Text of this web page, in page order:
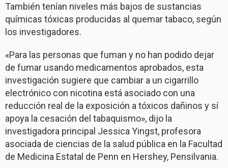
También tenían niveles más bajos de sustancias
químicas tóxicas producidas al quemar tabaco, según
los investigadores.
«Para las personas que fuman y no han podido dejar
de fumar usando medicamentos aprobados, esta
investigación sugiere que cambiar a un cigarrillo
electrónico con nicotina está asociado con una
reducción real de la exposición a tóxicos dañinos y sí
apoya la cesación del tabaquismo», dijo la
investigadora principal Jessica Yingst, profesora
asociada de ciencias de la salud pública en la Facultad
de Medicina Estatal de Penn en Hershey, Pensilvania.